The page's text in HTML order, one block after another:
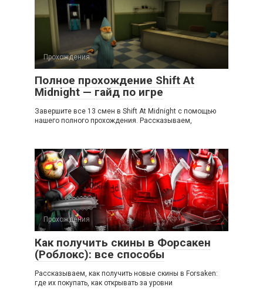
Прохождения
Полное прохождение Shift At
Midnight — гайд по игре
Завершите все 13 смен в Shift At Midnight с помощью
нашего полного прохождения. Рассказываем,
Прохождения
Как получить скины в Форсакен
(Роблокс): все способы
Рассказываем, как получить новые скины в Forsaken:
где их покупать, как открывать за уровни